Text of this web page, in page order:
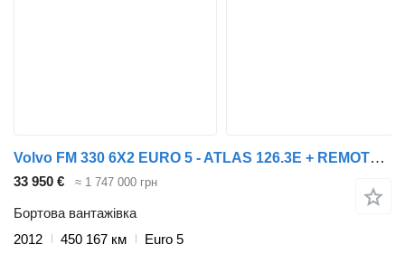
Volvo FM 330 6X2 EURO 5 - ATLAS 126.3E + REMOTE CONTROL
33 950 € ≈ 1 747 000 грн
Бортова вантажівка
2012
450 167 км
Euro 5